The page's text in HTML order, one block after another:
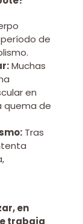
de
Muchas
en
quema de
Tras
en
trabaja